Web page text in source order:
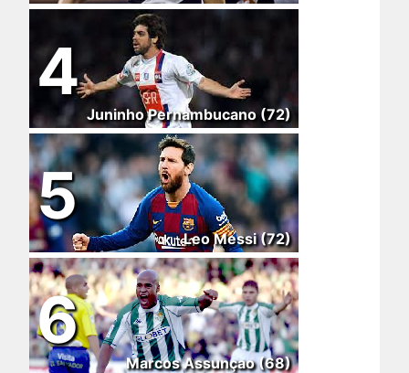
4
Juninho Pernambucano (72)
5
Leo Messi (72)
6
Marcos Assunçao (68)